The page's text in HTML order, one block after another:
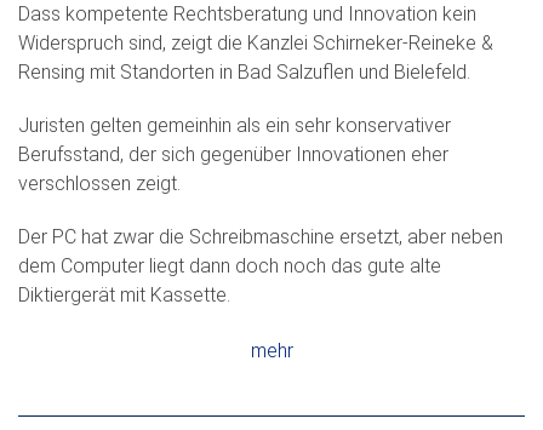
Dass kompetente Rechtsberatung und Innovation kein
Widerspruch sind, zeigt die Kanzlei Schirneker-Reineke &
Rensing mit Standorten in Bad Salzuflen und Bielefeld.
Juristen gelten gemeinhin als ein sehr konservativer
Berufsstand, der sich gegenüber Innovationen eher
verschlossen zeigt.
Der PC hat zwar die Schreibmaschine ersetzt, aber neben
dem Computer liegt dann doch noch das gute alte
Diktiergerät mit Kassette.
mehr